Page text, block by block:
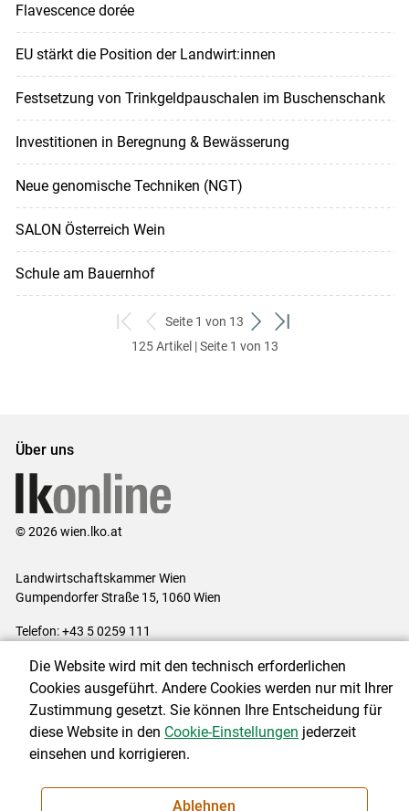
Flavescence dorée
EU stärkt die Position der Landwirt:innen
Festsetzung von Trinkgeldpauschalen im Buschenschank
Investitionen in Beregnung & Bewässerung
Neue genomische Techniken (NGT)
SALON Österreich Wein
Schule am Bauernhof
zum
ersten
zurück
zum
Seite 1 von 13
weiter
zum
zum
125 Artikel | Seite 1 von 13
Über uns
© 2026 wien.lko.at
Landwirtschaftskammer Wien
Gumpendorfer Straße 15, 1060 Wien
Telefon: +43 5 0259 111
Impressum|Kontakt|Datenschutzerklärung|Barrierefreiheit|
Cookie-Einstellungen
NEWSLETTER
Die Website wird mit den technisch erforderlichen
Cookies ausgeführt. Andere Cookies werden nur mit Ihrer
Zustimmung gesetzt. Sie können Ihre Entscheidung für
diese Website in den Cookie-Einstellungen jederzeit
einsehen und korrigieren.
Ablehnen